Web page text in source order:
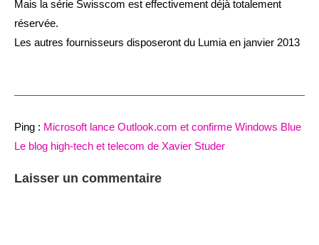
Mais la série Swisscom est effectivement déjà totalement
réservée.
Les autres fournisseurs disposeront du Lumia en janvier 2013
Ping : Microsoft lance Outlook.com et confirme Windows Blue
Le blog high-tech et telecom de Xavier Studer
Laisser un commentaire